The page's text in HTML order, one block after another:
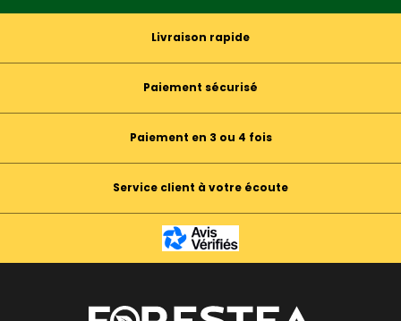
Livraison rapide
Paiement sécurisé
Paiement en 3 ou 4 fois
Service client à votre écoute